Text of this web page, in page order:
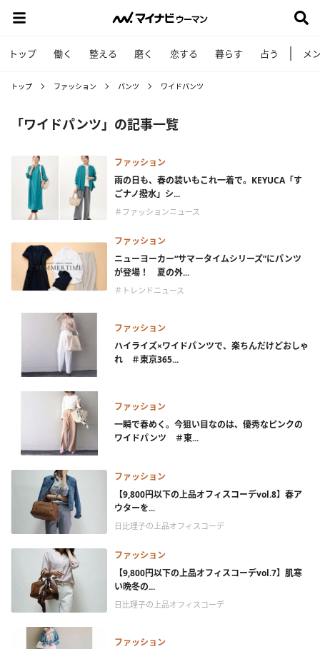
トップ 働く 整える 磨く 恋する 暮らす 占う メ
トップ ファッション パンツ ワイドパンツ
「ワイドパンツ」の記事一覧
ファッション
雨の日も、春の装いもこれ一着で。KEYUCA「す
ごナノ撥水」シ...
＃ファッションニュース
ファッション
ニューヨーカー“サマータイムシリーズ”にパンツ
が登場！ 夏の外...
＃トレンドニュース
ファッション
ハイライズ×ワイドパンツで、楽ちんだけどおしゃ
れ ＃東京365...
ファッション
一瞬で春めく。今狙い目なのは、優秀なピンクの
ワイドパンツ ＃東...
ファッション
【9,800円以下の上品オフィスコーデvol.8】春ア
ウターを...
日比理子の上品オフィスコーデ
ファッション
【9,800円以下の上品オフィスコーデvol.7】肌寒
い晩冬の...
日比理子の上品オフィスコーデ
ファッション